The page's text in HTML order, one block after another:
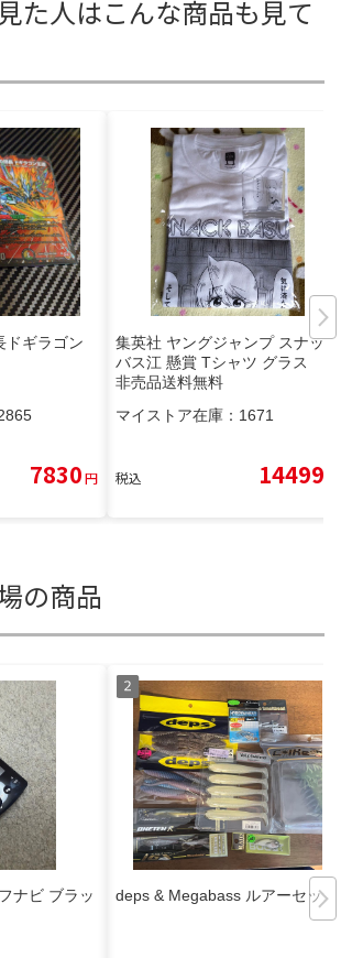
た人はこんな商品も見て
ドギラゴン
7830円
集英社 ヤングジャンプ スナック
バス江 懸賞 Tシャツ グラス
非売品送料無料
マイストア在庫： 1671
税込 14499
の商品
ナビ ブラッ
deps & Megabass ルアーセット